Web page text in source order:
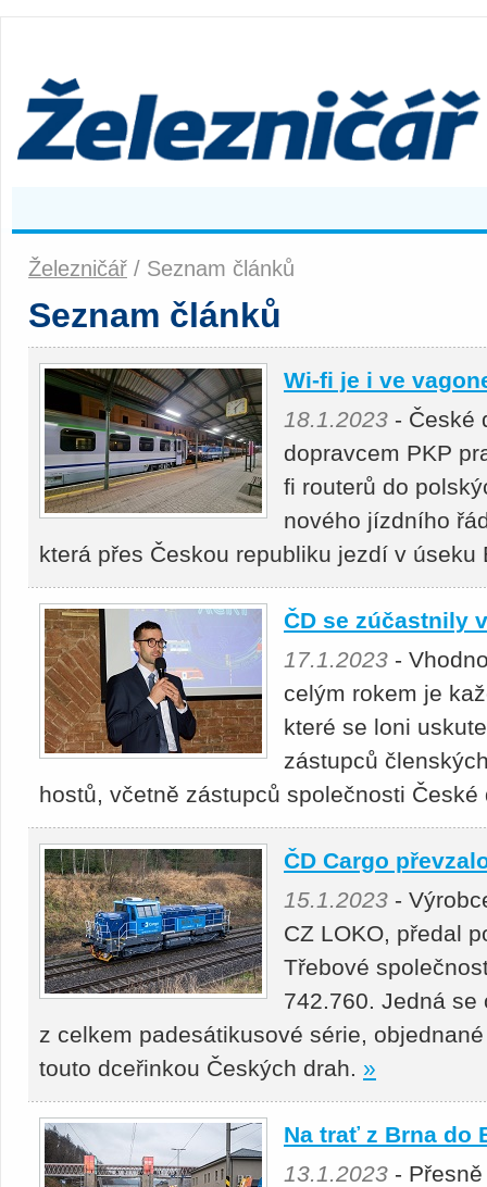
Železničář / Seznam článků
Seznam článků
Wi-fi je i ve
18.1.2023 - České
dopravcem PKP
fi routerů do
nového jízdního
která přes Českou republiku jezdí v
ČD se zúčastnily
17.1.2023 -
celým rokem je
které se loni
zástupců
hostů, včetně zástupců společnosti
ČD Cargo
15.1.2023 -
CZ LOKO, předal
Třebové
742.760. Jedná se
z celkem padesátikusové série,
touto dceřinkou Českých drah. »
Na trať z Brna do
13.1.2023 -